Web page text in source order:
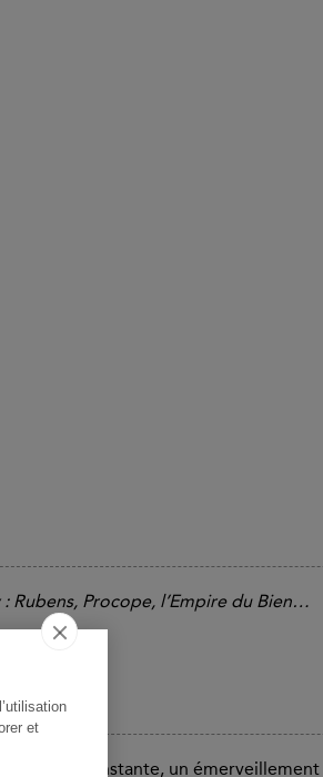
et
Rubens, Procope, l’Empire du Bien…
constante, un émerveillement